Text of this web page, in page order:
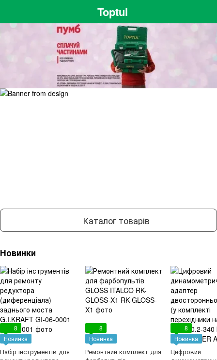
Toptul
Каталог товарів
Новинки
8
Новинка
Набір інструментів для
8
Новинка
Ремонтний комплект для
8
Новинка
Цифровий